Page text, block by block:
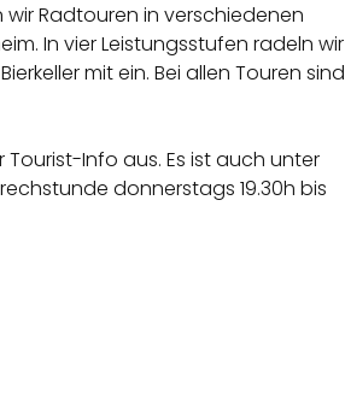
Radtouren in verschiedenen
In vier Leistungsstufen radeln wir
mit ein. Bei allen Touren sind
Info aus. Es ist auch unter
donnerstags 19.30h bis